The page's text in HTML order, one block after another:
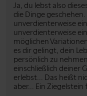
Ja, du lebst also
die Dinge
unverdienterweise
unverdienterweise
möglichen
es dir gelingt, dein
persönlich zu
einschließlich deiner
erlebst... Das heißt
aber... Ein Ziegelstein